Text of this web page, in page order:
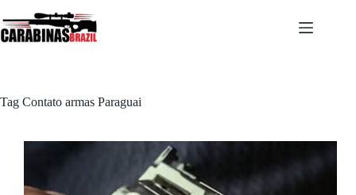
para
o
Tag Contato armas Paraguai